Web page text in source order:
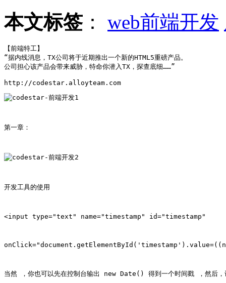
本文标签： web前端开发
【前端特工】
“据内线消息，TX公司将于近期推出一个新的HTML5重磅产品。
公司担心该产品会带来威胁，特命你潜入TX，探查底细……”
http://codestar.alloyteam.com
第一章：
开发工具的使用
<input type="text" name="timestamp" id="timestamp"
当然 ，你也可以先在控制台输出 new Date() 得到一个时间戳 ，然后